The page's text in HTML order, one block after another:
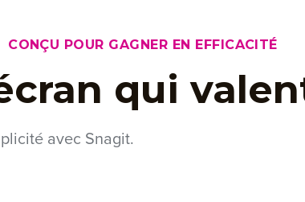
CONÇU POUR GAGNER EN EFFICACITÉ
qui
avec Snagit.